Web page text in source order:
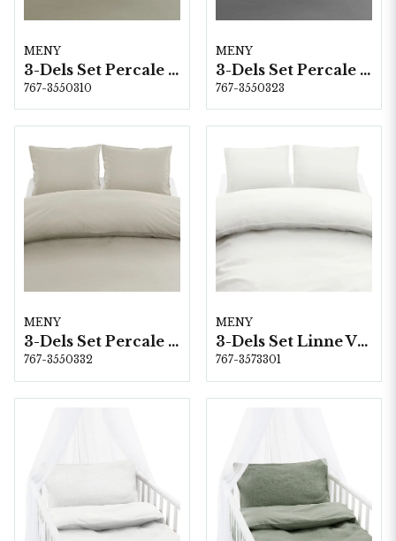
MENY
3-Dels Set Percale Grön Dubbel
767-3550310
MENY
3-Dels Set Percale Grafit Dubbel
767-3550323
MENY
3-Dels Set Percale Linne Dubbel
767-3550332
MENY
3-Dels Set Linne Vit Dubbel
767-3573301